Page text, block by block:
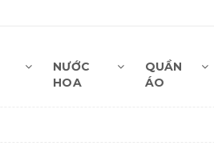
NƯỚC
HOA
QUẦN
ÁO